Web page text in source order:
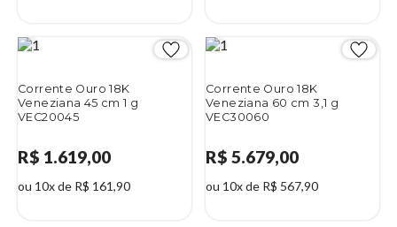
Corrente Ouro 18K
Veneziana 45 cm 1 g
VEC20045
R$ 1.619,00
ou 10x de R$ 161,90
Corrente Ouro 18K
Veneziana 60 cm 3,1 g
VEC30060
R$ 5.679,00
ou 10x de R$ 567,90